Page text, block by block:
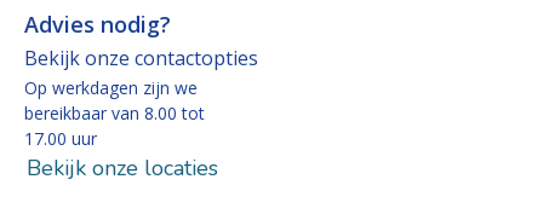
Advies nodig?
Bekijk onze contactopties
Op werkdagen zijn we
bereikbaar van 8.00 tot
17.00 uur
Bekijk onze locaties